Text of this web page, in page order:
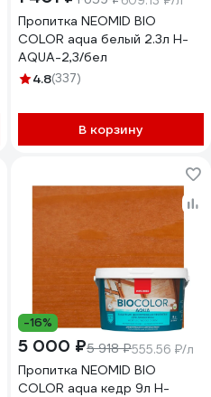
Пропитка NEOMID BIO
COLOR aqua белый 2.3л Н-
AQUA-2,3/бел
4.8(337)
В корзину
-16%
5 000 ₽5 918 ₽555.56 ₽/л
Пропитка NEOMID BIO
COLOR aqua кедр 9л Н-